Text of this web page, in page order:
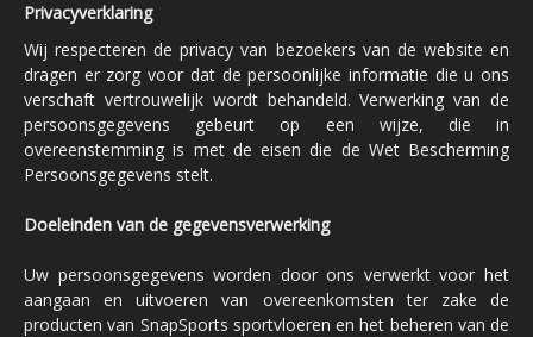
Privacyverklaring
Wij respecteren de privacy van bezoekers van de website en
dragen er zorg voor dat de persoonlijke informatie die u ons
verschaft vertrouwelijk wordt behandeld. Verwerking van de
persoonsgegevens gebeurt op een wijze, die in
overeenstemming is met de eisen die de Wet Bescherming
Persoonsgegevens stelt.
Doeleinden van de gegevensverwerking
Uw persoonsgegevens worden door ons verwerkt voor het
aangaan en uitvoeren van overeenkomsten ter zake de
producten van SnapSports sportvloeren en het beheren van de